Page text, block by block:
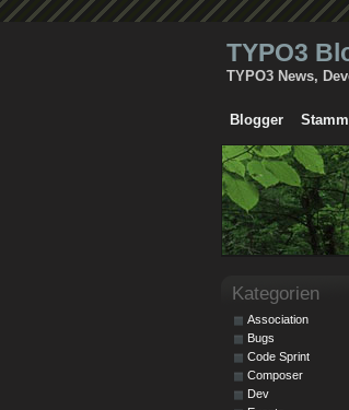
TYPO3
TYPO3 News,
Blogger
Kategorien
Association
Bugs
Code Sprint
Composer
Dev